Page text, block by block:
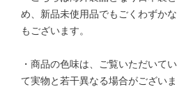
め、新品未使用品でもごくわずか
もございます。
・商品の色味は、ご覧いただいて
て実物と若干異なる場合がございま